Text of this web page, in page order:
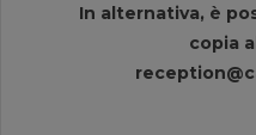
In alternativa, è
copia